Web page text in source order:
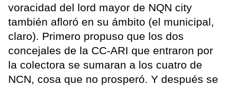
voracidad del lord mayor de NQN city
también afloró en su ámbito (el municipal,
claro). Primero propuso que los dos
concejales de la CC-ARI que entraron por
la colectora se sumaran a los cuatro de
NCN, cosa que no prosperó. Y después se